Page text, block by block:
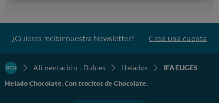
¿Quieres recibir nuestra Newsletter? Crea una cuenta
Alimentación : Dulces Helados
IFA ELIGES
Helado Chocolate. Con trocitos de Chocolate.